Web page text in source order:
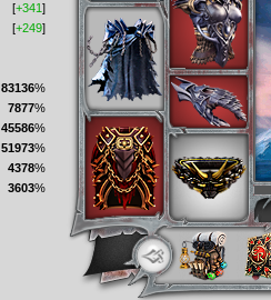
[+341]
[+249]
83136%
7877%
45586%
51973%
4378%
3603%